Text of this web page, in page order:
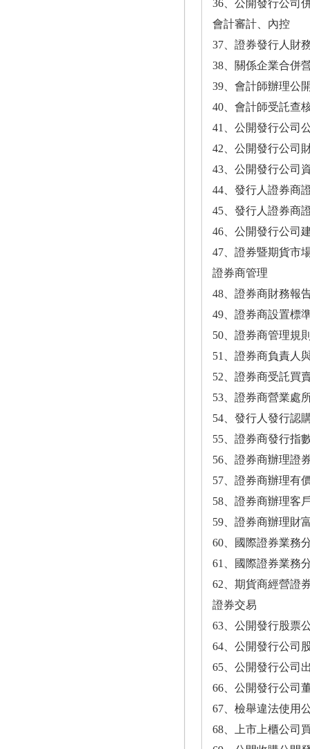
36、公開發行公司
會計審計、內控
37、證券發行人財
38、關係企業合併
39、會計師辦理公
40、會計師受託查
41、公開發行公司
42、公開發行公司
43、公開發行公司
44、發行人證券商
45、發行人證券商
46、公開發行公司
47、證券暨期貨市
證券商管理
48、證券商財務報
49、證券商設置標
50、證券商管理規
51、證券商負責人
52、證券商受託買
53、證券商營業處
54、發行人發行認
55、證券商發行指
56、證券商辦理證
57、證券商辦理有
58、證券商辦理客
59、證券商辦理財
60、國際證券業務
61、國際證券業務
62、期貨商經營證
證券交易
63、公開發行股票
64、公開發行公司
65、公開發行公司
66、公開發行公司
67、檢舉違法使用
68、上市上櫃公司